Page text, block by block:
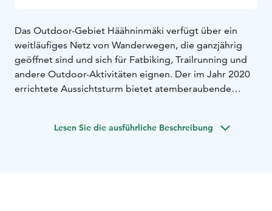
Das Outdoor-Gebiet Häähninmäki verfügt über ein
weitläufiges Netz von Wanderwegen, die ganzjährig
geöffnet sind und sich für Fatbiking, Trailrunning und
andere Outdoor-Aktivitäten eignen. Der im Jahr 2020
errichtete Aussichtsturm bietet atemberaubende
Campen und Ausruhen, die allen Wanderern zur
Lesen Sie die ausführliche Beschreibung